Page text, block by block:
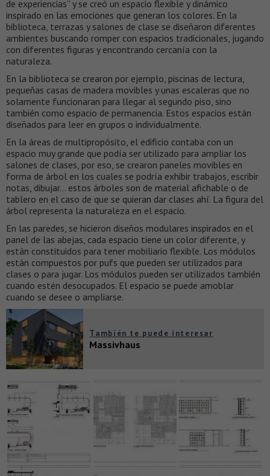
de experiencias” y se creó un espacio flexible y dinámico
inspirado en las emociones que generan los colores. En la
biblioteca, terrazas y salones de clase se diseñaron diferentes
ambientes buscando romper con espacios tradicionales, jugando
con diferentes figuras y encontrando cercanía con la
naturaleza.
En la biblioteca se crearon por ejemplo, piscinas de lectura,
pequeñas casas de madera movibles y unas escaleras que no
solamente funcionaran para llegar al segundo piso, sino
también como espacio de permanencia. Estos espacios están
diseñados para leer en grupos o individualmente.
En la áreas de multipropósito, el edificio contaba con un
espacio muy grande que podía ser utilizado para ampliar los
salones de clases, por eso, se crearon paneles movibles en
forma de árbol en los cuales se podría exhibir trabajos, escribir
notas, dibujar… estos árboles son de material afichable o de
tablero en el caso de que se quieran dar clases ahí. La figura del
árbol representa la naturaleza en el espacio.
En las paredes, se hicieron diseños modulares inspirados en el
panel de las abejas, cada espacio tiene un color diferente, y
están constituidos para tener mobiliario flexible. Los módulos
están compuestos por pufs que pueden ser utilizados para
clases o para jugar. Los módulos pueden ser utilizados también
cuando estén desocupados. El espacio se puede amoblar
cuando se desee o ampliarse.
También te puede interesar
Massivhaus